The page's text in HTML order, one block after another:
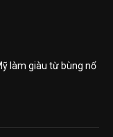
làm giàu từ bùng nổ